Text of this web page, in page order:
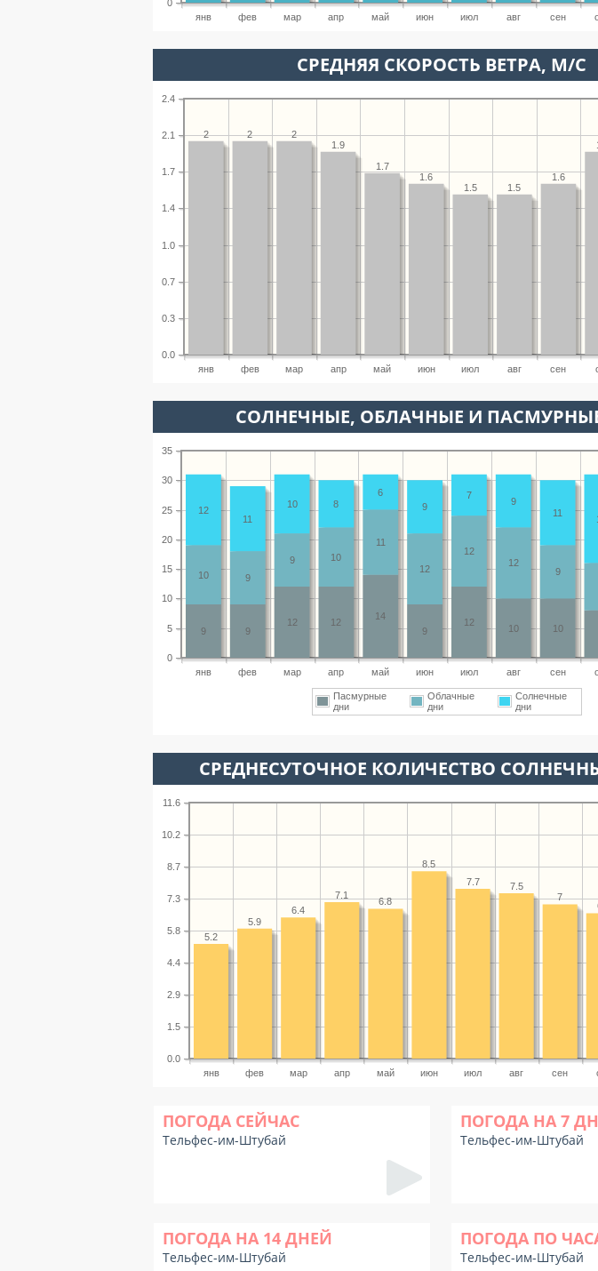
янв фев мар апр май июн июл авг сен
0
СРЕДНЯЯ СКОРОСТЬ ВЕТРА, М/С
янв фев мар апр май июн июл авг сен
0.0
0.3
0.7
1.0
1.4
1.7
2.1
2.4
1.6
1.5
1.5
1.6
1.7
1.9
2
2
2
CОЛНЕЧНЫЕ, ОБЛАЧНЫЕ И
янв фев мар апр май июн июл авг сен
0
5
10
15
20
25
30
35
10
10
12
9
14
12
12
9
9
9
12
12
12
11
10
9
9
10
11
9
7
9
6
8
10
11
12
Пасмурные
дни
Облачные
дни
Солнечные
дни
СРЕДНЕСУТОЧНОЕ КОЛИЧЕСТВО
янв фев мар апр май июн июл авг сен
0.0
1.5
2.9
4.4
5.8
7.3
8.7
10.2
11.6
7
7.5
7.7
8.5
6.8
7.1
6.4
5.9
5.2
ПОГОДА СЕЙЧАС
Тельфес-им-Штубай
ПОГОДА НА 7
Тельфес-им-Штубай
ПОГОДА НА 14 ДНЕЙ
Тельфес-им-Штубай
ПОГОДА ПО
Тельфес-им-Штубай